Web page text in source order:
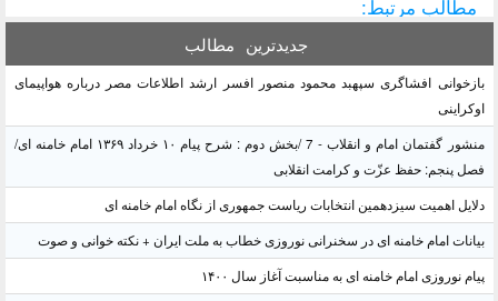
مطالب مرتبط:
جدیدترین مطالب
افشاگری سپهبد محمود منصور افسر ارشد اطلاعات مصر درباره هواپیمای
منشور گفتمان امام و انقلاب - 7 /بخش دوم : شرح پیام ۱۰ خرداد ۱۳۶۹ امام خامنه ای/
پنجم: حفظ عزّت و کرامت انقلابی
اهمیت سیزدهمین انتخابات ریاست جمهوری از نگاه امام خامنه ای
امام خامنه ای در سخنرانی نوروزی خطاب به ملت ایران + نکته خوانی و صوت
نوروزی امام خامنه ای به مناسبت آغاز سال ۱۴۰۰